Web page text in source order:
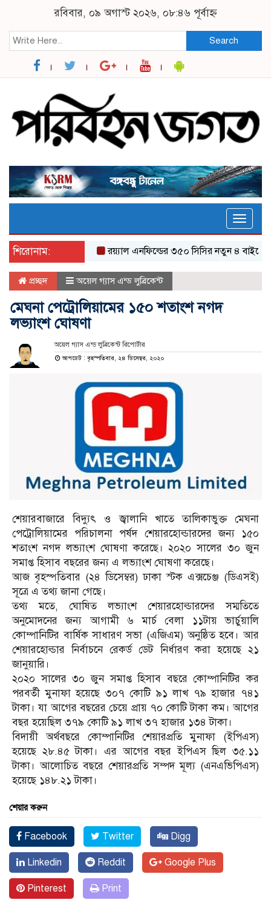
রবিবার, ০৯ অগাস্ট ২০২৬, ০৮:৪৬ পূর্বাহ্ন
Search
Toggle
শিরোনাম:
র‌য়্যাল এনফিল্ডের ৩৫০ সিসির নতুন ৪ বাইকের যত
প্রচ্ছদ অয়েল গ্যাস এন্ড লুব্রিকেন্ট
মেঘনা পেট্রোলিয়ামের ১৫০ শতাংশ নগদ
লভ্যাংশ ঘোষণা
অয়েল গ্যাস এন্ড লুব্রিকেন্ট রিপোর্টার
আপডেট : বৃহস্পতিবার, ২৪ ডিসেম্বর, ২০২০
শেয়ারবাজারে বিদ্যুৎ ও জ্বালানি খাতে তালিকাভুক্ত মেঘনা
পেট্রোলিয়ামের পরিচালনা পর্ষদ শেয়ারহোল্ডারদের জন্য ১৫০
শতাংশ নগদ লভ্যাংশ ঘোষণা করেছে। ২০২০ সালের ৩০ জুন
সমাপ্ত হিসাব বছরের জন্য এ লভ্যাংশ ঘোষণা করেছে।
আজ বৃহস্পতিবার (২৪ ডিসেম্বর) ঢাকা স্টক এক্সচেঞ্জ (ডিএসই)
সূত্রে এ তথ্য জানা গেছে।
তথ্য মতে, ঘোষিত লভ্যাংশ শেয়ারহোল্ডারদের সম্মতিতে
অনুমোদনের জন্য আগামী ৬ মার্চ বেলা ১১টায় ভার্চুয়ালি
কোম্পানিটির বার্ষিক সাধারণ সভা (এজিএম) অনুষ্ঠিত হবে। আর
শেয়ারহোল্ডার নির্বাচনে রেকর্ড ডেট নির্ধারণ করা হয়েছে ২১
জানুয়ারি।
২০২০ সালের ৩০ জুন সমাপ্ত হিসাব বছরে কোম্পানিটির কর
পরবর্তী মুনাফা হয়েছে ৩০৭ কোটি ৯১ লাখ ৭৯ হাজার ৭৪১
টাকা। যা আগের বছরের চেয়ে প্রায় ৭০ কোটি টাকা কম। আগের
বছর হয়েছিল ৩৭৯ কোটি ৯১ লাখ ৩৭ হাজার ১৩৪ টাকা।
বিদায়ী অর্থবছরে কোম্পানিটির শেয়ারপ্রতি মুনাফা (ইপিএস)
হয়েছে ২৮.৪৫ টাকা। এর আগের বছর ইপিএস ছিল ৩৫.১১
টাকা। আলোচিত বছরে শেয়ারপ্রতি সম্পদ মূল্য (এনএভিপিএস)
হয়েছে ১৪৮.২১ টাকা।
শেয়ার করুন
Facebook Twitter Digg
Linkedin Reddit Google Plus
Pinterest Print